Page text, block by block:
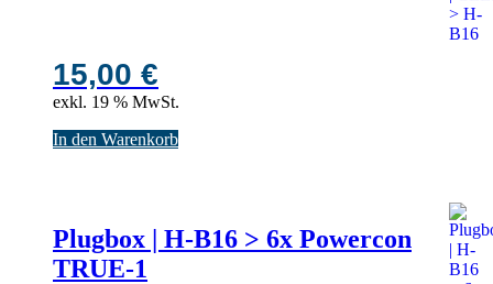
15,00 €
exkl. 19 % MwSt.
In den Warenkorb
Plugbox | H-B16 > 6x Powercon
TRUE-1